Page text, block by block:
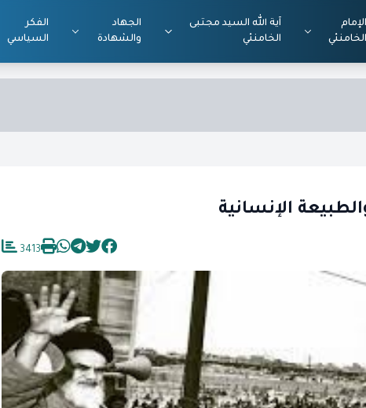
الإمام
الخامنئي
آية الله السيد مجتبى
الخامنئي
الجهاد
والشهادة
الفكر
السياسي
الإنسانية
3413